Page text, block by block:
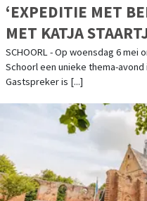
‘EXPEDITIE MET
MET KATJA
BERGEN-EGMOND-
SCHOORL - Op woensdag 6
Schoorl een unieke thema-
Gastspreker is [...]